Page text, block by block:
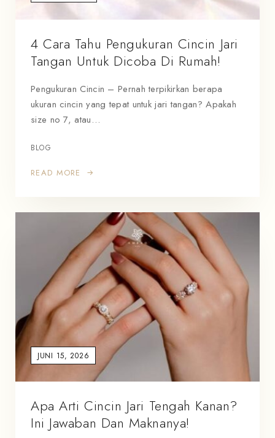
4 Cara Tahu Pengukuran Cincin Jari
Tangan Untuk Dicoba Di Rumah!
Pengukuran Cincin – Pernah terpikirkan berapa
ukuran cincin yang tepat untuk jari tangan? Apakah
size no 7, atau…
BLOG
READ MORE
JUNI 15, 2026
Apa Arti Cincin Jari Tengah Kanan?
Ini Jawaban Dan Maknanya!